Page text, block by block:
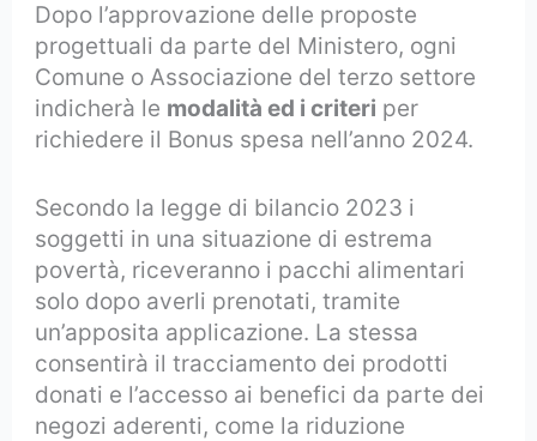
Dopo l’approvazione delle proposte
progettuali da parte del Ministero, ogni
Comune o Associazione del terzo settore
indicherà le modalità ed i criteri per
richiedere il Bonus spesa nell’anno 2024.
Secondo la legge di bilancio 2023 i
soggetti in una situazione di estrema
povertà, riceveranno i pacchi alimentari
solo dopo averli prenotati, tramite
un’apposita applicazione. La stessa
consentirà il tracciamento dei prodotti
donati e l’accesso ai benefici da parte dei
negozi aderenti, come la riduzione